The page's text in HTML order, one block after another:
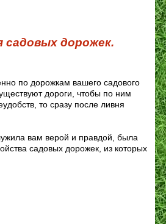
садовых дорожек.
по дорожкам вашего садового
дороги, чтобы по ним
то сразу после ливня
вам верой и правдой, была
садовых дорожек, из которых